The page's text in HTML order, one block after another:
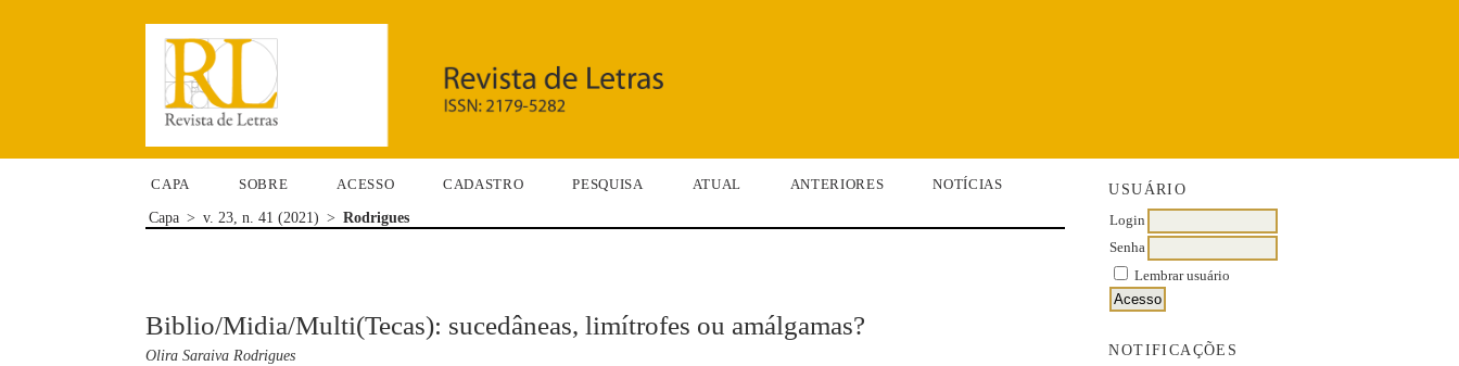
USUÁRIO
Login
Senha
Lembrar usuário
NOTIFICAÇÕES
CAPA SOBRE ACESSO CADASTRO PESQUISA ATUAL ANTERIORES NOTÍCIAS
Capa > v. 23, n. 41 (2021) > Rodrigues
Biblio/Midia/Multi(Tecas): sucedâneas, limítrofes ou amálgamas?
Olira Saraiva Rodrigues